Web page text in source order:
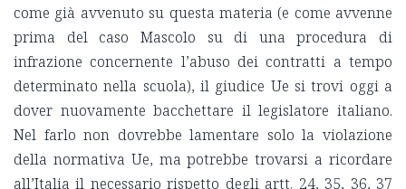
come già avvenuto su questa materia (e come avvenne
prima del caso Mascolo su di una procedura di
infrazione concernente l’abuso dei contratti a tempo
determinato nella scuola), il giudice Ue si trovi oggi a
dover nuovamente bacchettare il legislatore italiano.
Nel farlo non dovrebbe lamentare solo la violazione
della normativa Ue, ma potrebbe trovarsi a ricordare
all’Italia il necessario rispetto degli artt. 24, 35, 36, 37